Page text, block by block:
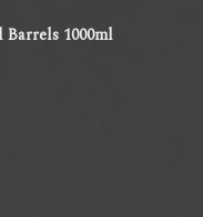
Barrels 1000ml